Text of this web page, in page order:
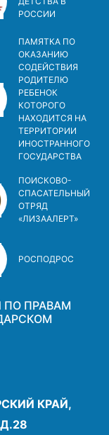
РОСCИИ
ПАМЯТКА ПО
ОКАЗАНИЮ
СОДЕЙСТВИЯ
РОДИТЕЛЮ
РЕБЕНОК
КОТОРОГО
НАХОДИТСЯ НА
ТЕРРИТОРИИ
ИНОСТРАННОГО
ГОСУДАРСТВА
ПОИСКОВО-
СПАСАТЕЛЬНЫЙ
ОТРЯД
«ЛИЗААЛЕРТ»
РОСПОДРОС
ПРАВАМ
КРАЙ,